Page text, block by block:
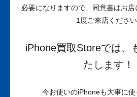
必要になりますので、同意書はお
1度ご来店ください
iPhone買取Storeでは、
たします！
今お使いのiPhoneも大事に